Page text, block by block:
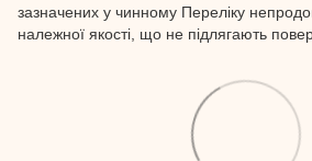
зазначених у чинному Переліку
належної якості, що не підлягають